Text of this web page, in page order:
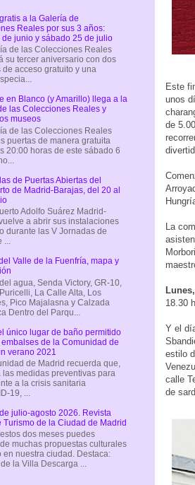
Este
unos
de
La
18.30
Y el
estilo
calle
de
a la Galería de
Reales por sus 3 años:
de junio y sábado 25 de julio
de las Colecciones Reales
su tercer aniversario con dos
de acceso gratuito y una
en Blanco (y Amarillo) llega a la
las Colecciones Reales y
museos
de las Colecciones Reales
puertas de manera gratuita
20:00 horas de este sábado 6
de Puertas Abiertas del
de Madrid-Barajas, del 20 al
Adolfo Suárez Madrid-
a abrir sus instalaciones
durante las V Jornadas de
...
Valle de la Fuenfría, mapa y
agua, Senda Victory, GR-10,
La Calle Alta, Los
Pico Majalasna y Calzada
Dentro del Parqu...
único lugar de baño permitido
de la Comunidad de
verano 2021
de Madrid recuerda que,
las medidas preventivas para
a la crisis sanitaria
19, ...
julio-agosto 2026. Revista
Turismo de la Ciudad de Madrid
dos meses puedes
muchas propuestas culturales
en nuestra ciudad. Destaca:
la Villa Descarga ...